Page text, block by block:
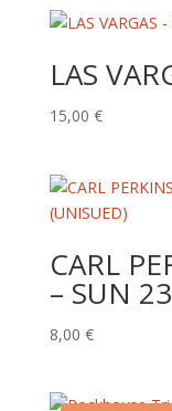
LAS
15,00 €
CARL
– SUN
8,00 €